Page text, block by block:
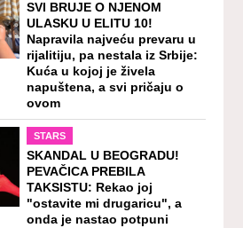
SVI BRUJE O NJENOM
ULASKU U ELITU 10!
Napravila najveću prevaru u
rijalitiju, pa nestala iz Srbije:
Kuća u kojoj je živela
napuštena, a svi pričaju o
ovom
STARS
SKANDAL U BEOGRADU!
PEVAČICA PREBILA
TAKSISTU: Rekao joj
"ostavite mi drugaricu", a
onda je nastao potpuni